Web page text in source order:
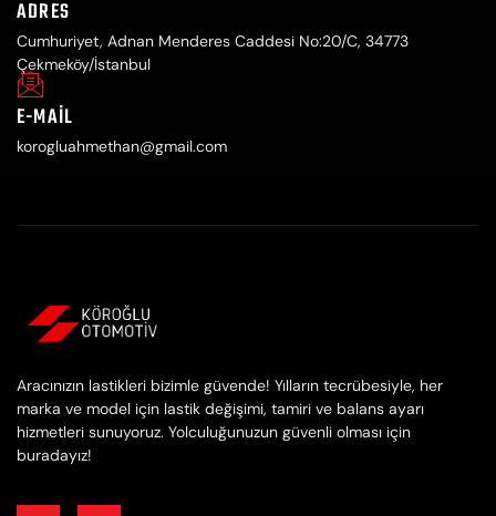
Aracınızın lastikleri bizimle güvende! Yılların tecrübesiyle, her
marka ve model için lastik değişimi, tamiri ve balans ayarı
hizmetleri sunuyoruz. Yolculuğunuzun güvenli olması için
buradayız!
ADRES
Cumhuriyet, Adnan Menderes Caddesi No:20/C, 34773
Çekmeköy/İstanbul
E-MAIL
korogluahmethan@gmail.com